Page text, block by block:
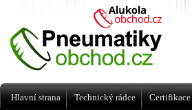
Levné pneumatiky letní, zimní, Alu kola
a litá kola Racing Line
Hlavní strana Technický rádce Certifikace